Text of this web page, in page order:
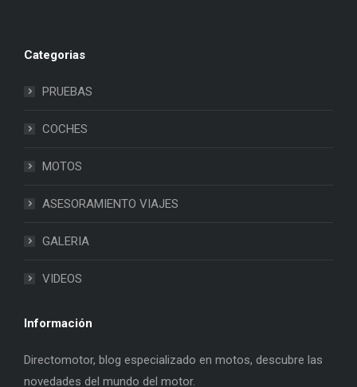
Categorias
PRUEBAS
COCHES
MOTOS
ASESORAMIENTO VIAJES
GALERIA
VIDEOS
Información
Directomotor, blog especializado en motos, descubre las
novedades del mundo del motor.